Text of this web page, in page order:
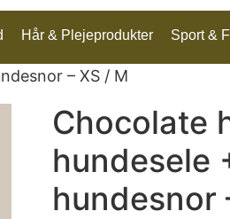
Hår & Plejeprodukter Sport &
– XS / M
Chocolate
hundesele
hundesnor